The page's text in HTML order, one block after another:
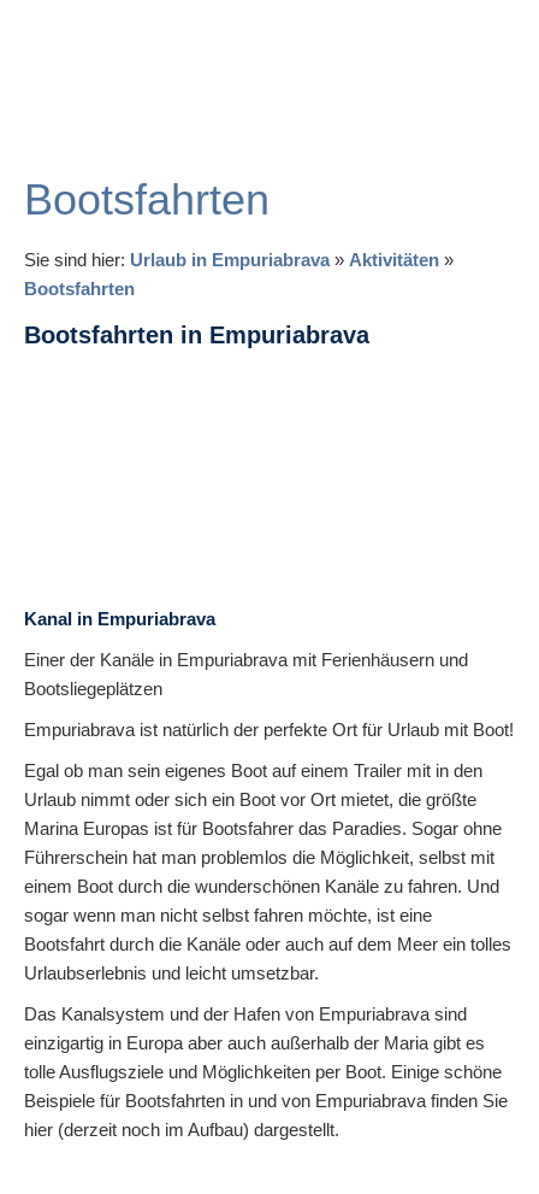
Bootsfahrten
Sie sind hier: Urlaub in Empuriabrava» Aktivitäten »
Bootsfahrten
Bootsfahrten in Empuriabrava
Kanal in Empuriabrava
Einer der Kanäle in Empuriabrava mit Ferienhäusern und
Bootsliegeplätzen
Empuriabrava ist natürlich der perfekte Ort für Urlaub mit Boot!
Egal ob man sein eigenes Boot auf einem Trailer mit in den
Urlaub nimmt oder sich ein Boot vor Ort mietet, die größte
Marina Europas ist für Bootsfahrer das Paradies. Sogar ohne
Führerschein hat man problemlos die Möglichkeit, selbst mit
einem Boot durch die wunderschönen Kanäle zu fahren. Und
sogar wenn man nicht selbst fahren möchte, ist eine
Bootsfahrt durch die Kanäle oder auch auf dem Meer ein tolles
Urlaubserlebnis und leicht umsetzbar.
Das Kanalsystem und der Hafen von Empuriabrava sind
einzigartig in Europa aber auch außerhalb der Maria gibt es
tolle Ausflugsziele und Möglichkeiten per Boot. Einige schöne
Beispiele für Bootsfahrten in und von Empuriabrava finden Sie
hier (derzeit noch im Aufbau) dargestellt.